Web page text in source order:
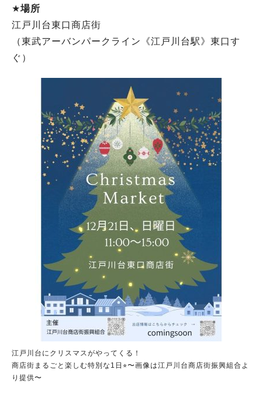
★場所
江戸川台東口商店街
（東武アーバンパークライン《江戸川台駅》東口す
ぐ）
江戸川台にクリスマスがやってくる！
商店街まるごと楽しむ特別な1日⭐︎〜画像は江戸川台商店街振興組合よ
り提供〜